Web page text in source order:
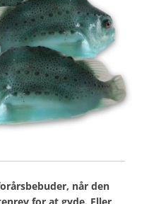
når den